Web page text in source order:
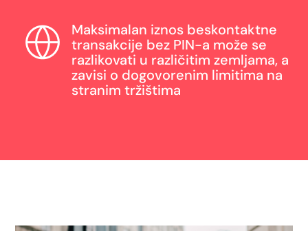
Maksimalan iznos beskontaktne
transakcije bez PIN-a može se
razlikovati u različitim zemljama, a
zavisi o dogovorenim limitima na
stranim tržištima